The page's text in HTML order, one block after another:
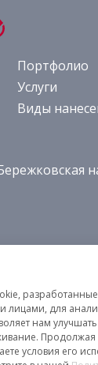
Портфолио
Услуги
Виды
лицами, для
нам
условия его